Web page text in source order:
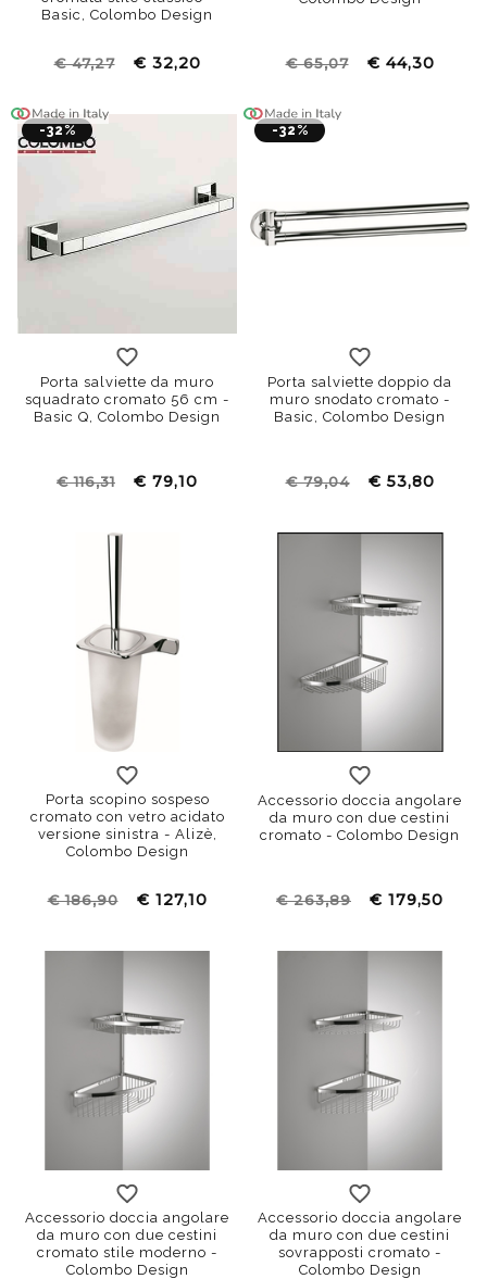
Basic, Colombo Design
€ 47,27 € 32,20 € 65,07 € 44,30
-32%
Porta salviette da muro
squadrato cromato 56 cm -
Basic Q, Colombo Design
€ 116,31 € 79,10
-32%
Porta salviette doppio da
muro snodato cromato -
Basic, Colombo Design
€ 79,04 € 53,80
Porta scopino sospeso
cromato con vetro acidato
versione sinistra - Alizè,
Colombo Design
€ 186,90 € 127,10
Accessorio doccia angolare
da muro con due cestini
cromato - Colombo Design
€ 263,89 € 179,50
Accessorio doccia angolare
da muro con due cestini
cromato stile moderno -
Colombo Design
Accessorio doccia angolare
da muro con due cestini
sovrapposti cromato -
Colombo Design